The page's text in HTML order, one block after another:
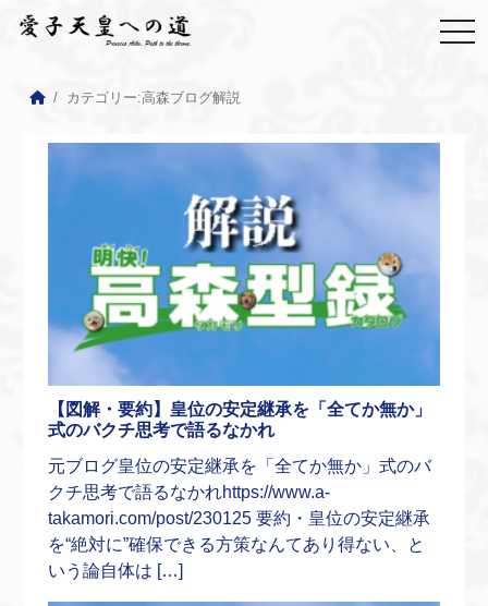
カテゴリー:高森ブログ解説
【図解・要約】皇位の安定継承を「全てか無か」
式のバクチ思考で語るなかれ
元ブログ皇位の安定継承を「全てか無か」式のバ
クチ思考で語るなかれhttps://www.a-
takamori.com/post/230125 要約・皇位の安定継承
を“絶対に”確保できる方策なんてあり得ない、と
いう論自体は […]